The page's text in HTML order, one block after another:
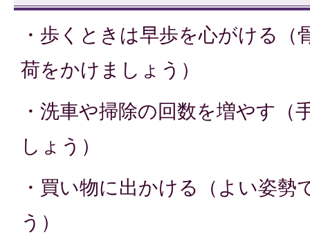
・歩くときは早歩を心がける（
荷をかけましょう）
・洗車や掃除の回数を増やす（
しょう）
・買い物に出かける（よい姿勢
う）